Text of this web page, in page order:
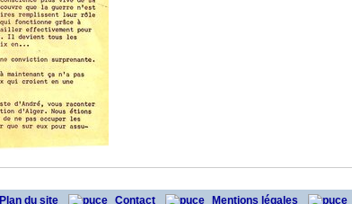
Plan du site Contact Mentions légales